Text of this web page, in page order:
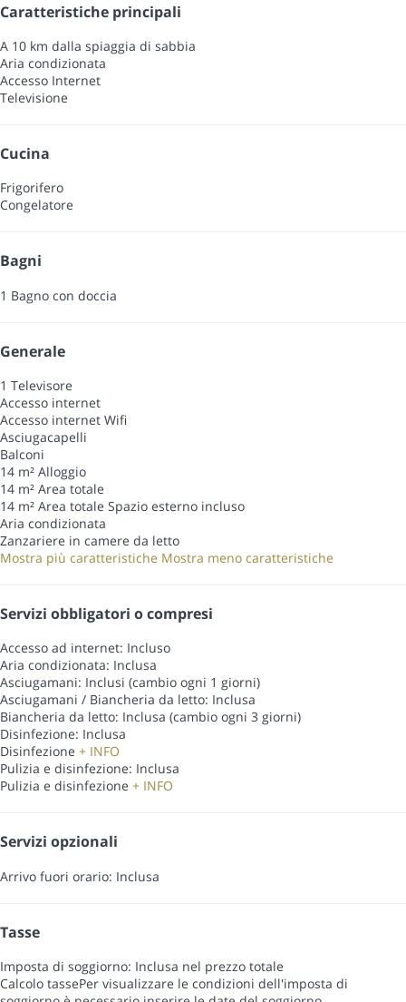
Caratteristiche principali
A 10 km dalla spiaggia di sabbia
Aria condizionata
Accesso Internet
Televisione
Cucina
Frigorifero
Congelatore
Bagni
1 Bagno con doccia
Generale
1 Televisore
Accesso internet
Accesso internet Wifi
Asciugacapelli
Balconi
14 m² Alloggio
14 m² Area totale
14 m² Area totale Spazio esterno incluso
Aria condizionata
Zanzariere in camere da letto
Mostra più caratteristiche Mostra meno caratteristiche
Servizi obbligatori o compresi
Accesso ad internet: Incluso
Aria condizionata: Inclusa
Asciugamani: Inclusi (cambio ogni 1 giorni)
Asciugamani / Biancheria da letto: Inclusa
Biancheria da letto: Inclusa (cambio ogni 3 giorni)
Disinfezione: Inclusa
Disinfezione + INFO
Pulizia e disinfezione: Inclusa
Pulizia e disinfezione + INFO
Servizi opzionali
Arrivo fuori orario: Inclusa
Tasse
Imposta di soggiorno: Inclusa nel prezzo totale
Calcolo tassePer visualizzare le condizioni dell'imposta di